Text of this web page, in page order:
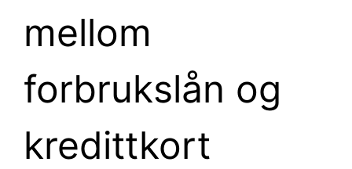
mellom
forbrukslån og
kredittkort